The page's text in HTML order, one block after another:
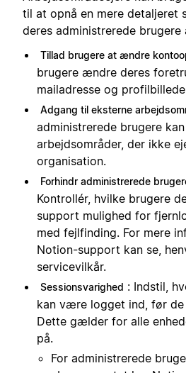
til at opnå en mere detaljeret
deres administrerede
Tillad brugere at ændre
brugere ændre deres
mailadresse og
Adgang til eksterne
administrerede brugere
arbejdsområder, der ikke
organisation.
Forhindr administrerede
Kontrollér, hvilke brugere
support mulighed for
med fejlfinding. For mere
Notion-support kan se,
servicevilkår.
Sessionsvarighed : Indstil,
kan være logget ind, før
Dette gælder for alle
på.
For administrerede